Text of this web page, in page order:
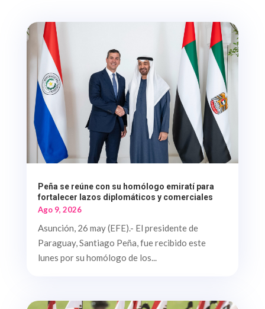
Peña se reúne con su homólogo emiratí para
fortalecer lazos diplomáticos y comerciales
Ago 9, 2026
Asunción, 26 may (EFE).- El presidente de
Paraguay, Santiago Peña, fue recibido este
lunes por su homólogo de los...